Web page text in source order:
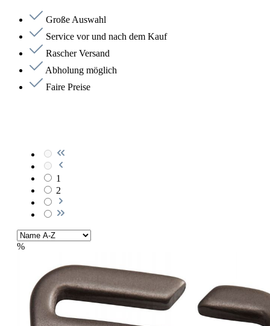
Große Auswahl
Service vor und nach dem Kauf
Rascher Versand
Abholung möglich
Faire Preise
1
2
%